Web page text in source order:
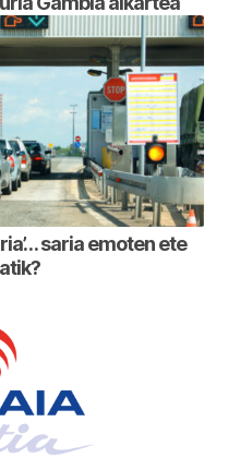
saria emoten ete